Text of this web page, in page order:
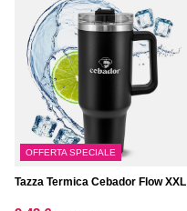
OFFERTA SPECIALE
Tazza Termica Cebador Flow XXL